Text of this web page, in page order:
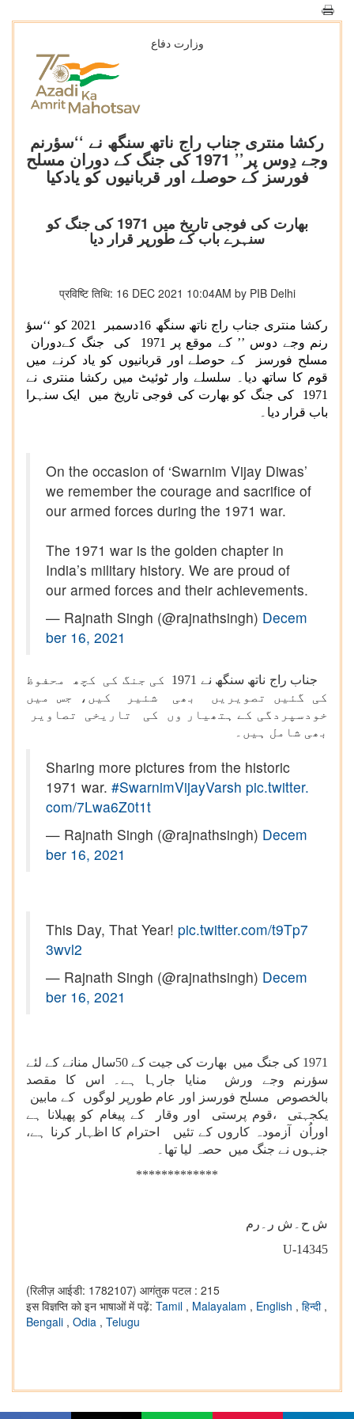
وزارت دفاع
رکشا منتری جناب راج ناتھ سنگھ نے ‘‘سؤرنم
وجے دِوس پر’’ 1971 کی جنگ کے دوران مسلح
فورسز کے حوصلے اور قربانیوں کو یادکیا
بھارت کی فوجی تاریخ میں 1971 کی جنگ کو
سنہرے باب کے طورپر قرار دیا
प्रविष्टि तिथि: 16 DEC 2021 10:04AM by PIB Delhi
رکشا منتری جناب راج ناتھ سنگھ 16دسمبر 2021 کو ‘‘سؤ
رنم وجے دوس ’’ کے موقع پر 1971 کی جنگ کےدوران
مسلح فورسز کے حوصلے اور قربانیوں کو یاد کرنے میں
قوم کا ساتھ دیا۔ سلسلے وار ٹوئیٹ میں رکشا منتری نے
1971 کی جنگ کو بھارت کی فوجی تاریخ میں ایک سنہرا
باب قرار دیا۔
On the occasion of ‘Swarnim Vijay Diwas’
we remember the courage and sacrifice of
our armed forces during the 1971 war.
The 1971 war is the golden chapter in
India’s military history. We are proud of
our armed forces and their achievements.
— Rajnath Singh (@rajnathsingh) Decem
ber 16, 2021
جناب راج ناتھ سنگھ نے 1971 کی جنگ کی کچھ محفوظ
کی گئیں تصویریں بھی شئیر کیں، جس میں
خودسپردگی کے ہتھیار وں کی تاریخی تصاویر
بھی شامل ہیں۔
Sharing more pictures from the historic
1971 war. #SwarnimVijayVarsh pic.twitter.
com/7Lwa6Z0t1t
— Rajnath Singh (@rajnathsingh) Decem
ber 16, 2021
This Day, That Year! pic.twitter.com/t9Tp7
3wvl2
— Rajnath Singh (@rajnathsingh) Decem
ber 16, 2021
1971 کی جنگ میں بھارت کی جیت کے 50سال منانے کے لئے
سؤرنم وجے ورش منایا جارہا ہے۔ اس کا مقصد
بالخصوص مسلح فورسز اور عام طورپر لوگوں کے مابین
یکجہتی ،قوم پرستی اور وقار کے پیغام کو پھیلانا ہے
اوراُن آزمودہ کاروں کے تئیں احترام کا اظہار کرنا ہے،
جنہوں نے جنگ میں حصہ لیا تھا۔
*************
ش ح۔ش ر۔رم
U-14345
(रिलीज़ आईडी: 1782107) आगंतुक पटल : 215
इस विज्ञप्ति को इन भाषाओं में पढ़ें: Tamil , Malayalam , English , हिन्दी ,
Bengali , Odia , Telugu